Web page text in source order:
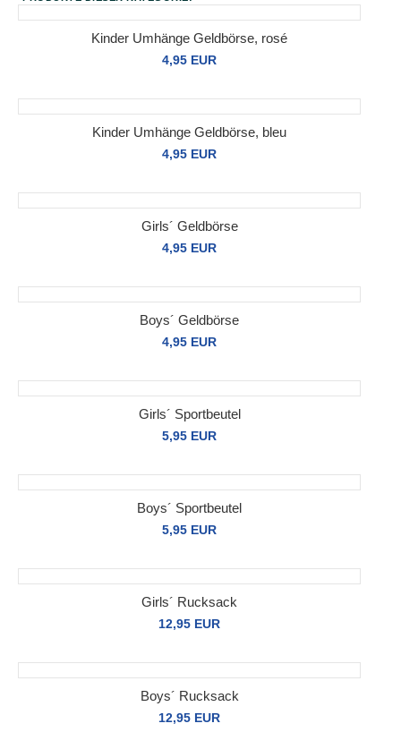
Kinder Umhänge Geldbörse, rosé
4,95 EUR
Kinder Umhänge Geldbörse, bleu
4,95 EUR
Girls´ Geldbörse
4,95 EUR
Boys´ Geldbörse
4,95 EUR
Girls´ Sportbeutel
5,95 EUR
Boys´ Sportbeutel
5,95 EUR
Girls´ Rucksack
12,95 EUR
Boys´ Rucksack
12,95 EUR